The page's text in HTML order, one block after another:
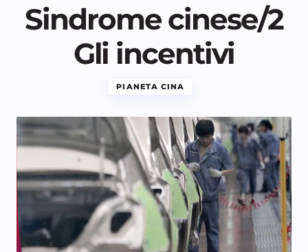
Sindrome cinese/2
Gli incentivi
PIANETA CINA